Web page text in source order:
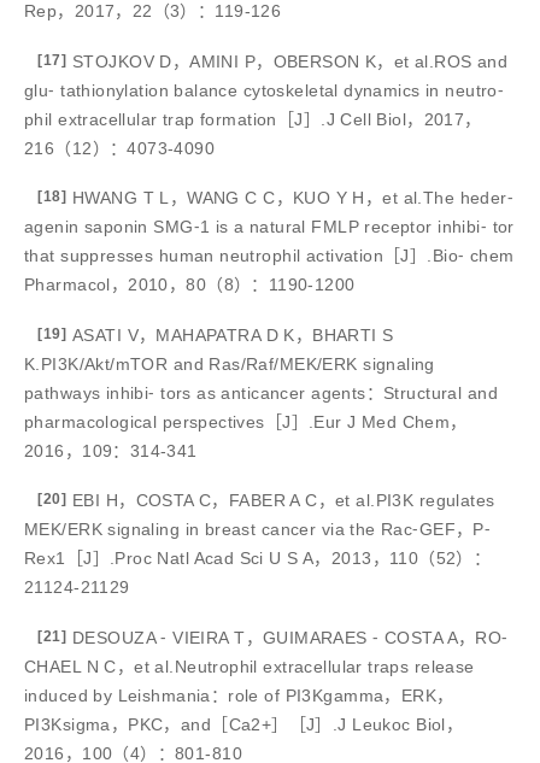
Rep，2017，22（3）：119-126
[17] STOJKOV D，AMINI P，OBERSON K，et al.ROS and
glu⁃ tathionylation balance cytoskeletal dynamics in neutro⁃
phil extracellular trap formation［J］.J Cell Biol，2017，
216（12）：4073-4090
[18] HWANG T L，WANG C C，KUO Y H，et al.The heder⁃
agenin saponin SMG⁃1 is a natural FMLP receptor inhibi⁃ tor
that suppresses human neutrophil activation［J］.Bio⁃ chem
Pharmacol，2010，80（8）：1190-1200
[19] ASATI V，MAHAPATRA D K，BHARTI S
K.PI3K/Akt/mTOR and Ras/Raf/MEK/ERK signaling
pathways inhibi⁃ tors as anticancer agents：Structural and
pharmacological perspectives［J］.Eur J Med Chem，
2016，109：314-341
[20] EBI H，COSTA C，FABER A C，et al.PI3K regulates
MEK/ERK signaling in breast cancer via the Rac⁃GEF，P⁃
Rex1［J］.Proc Natl Acad Sci U S A，2013，110（52）：
21124-21129
[21] DESOUZA ⁃ VIEIRA T，GUIMARAES ⁃ COSTA A，RO⁃
CHAEL N C，et al.Neutrophil extracellular traps release
induced by Leishmania：role of PI3Kgamma，ERK，
PI3Ksigma，PKC，and［Ca2+］［J］.J Leukoc Biol，
2016，100（4）：801-810